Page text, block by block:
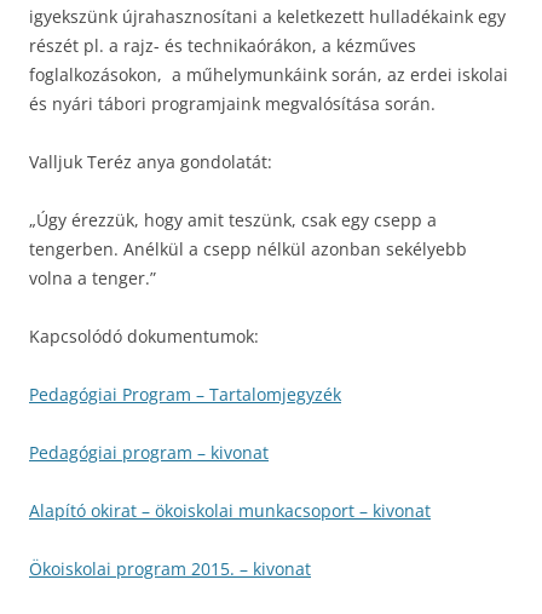
igyekszünk újrahasznosítani a keletkezett hulladékaink egy
részét pl. a rajz- és technikaórákon, a kézműves
foglalkozásokon, a műhelymunkáink során, az erdei iskolai
és nyári tábori programjaink megvalósítása során.
Valljuk Teréz anya gondolatát:
„Úgy érezzük, hogy amit teszünk, csak egy csepp a
tengerben. Anélkül a csepp nélkül azonban sekélyebb
volna a tenger.”
Kapcsolódó dokumentumok:
Pedagógiai Program – Tartalomjegyzék
Pedagógiai program – kivonat
Alapító okirat – ökoiskolai munkacsoport – kivonat
Ökoiskolai program 2015. – kivonat